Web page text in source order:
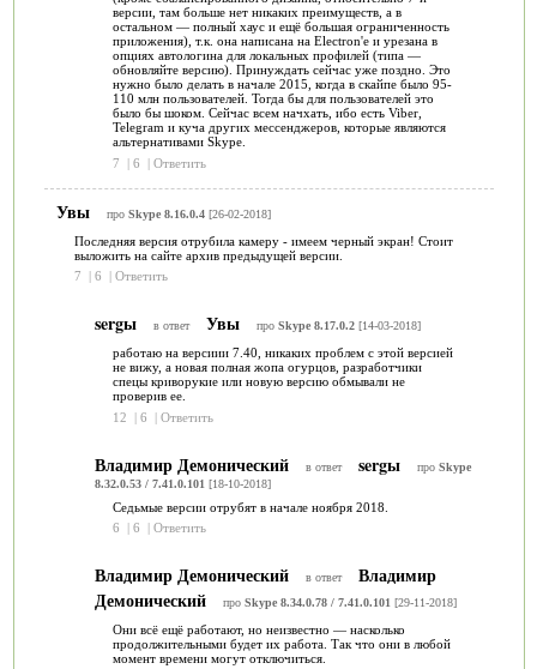
версии, там больше нет никаких преимуществ, а в
остальном — полный хаус и ещё большая ограниченность
приложения), т.к. она написана на Electron'е и урезана в
опциях автологина для локальных профилей (типа —
обновляйте версию). Принуждать сейчас уже поздно. Это
нужно было делать в начале 2015, когда в скайпе было 95-
110 млн пользователей. Тогда бы для пользователей это
было бы шоком. Сейчас всем начхать, ибо есть Viber,
Telegram и куча других мессенджеров, которые являются
альтернативами Skype.
7
| 6 | Ответить
Увы про Skype 8.16.0.4[26-02-2018]
Последняя версия отрубила камеру - имеем черный экран! Стоит
выложить на сайте архив предыдущей версии.
7
| 6 | Ответить
sergы в ответ Увы про Skype 8.17.0.2[14-03-2018]
работаю на версиии 7.40, никаких проблем с этой версией
не вижу, а новая полная жопа огурцов, разработчики
спецы криворукие или новую версию обмывали не
проверив ее.
12
| 6 | Ответить
Владимир Демонический в ответ sergы про Skype
8.32.0.53 / 7.41.0.101 [18-10-2018]
Седьмые версии отрубят в начале ноября 2018.
6
| 6 | Ответить
Владимир Демонический в ответ
Владимир
Демонический
про Skype 8.34.0.78 / 7.41.0.101 [29-11-2018]
Они всё ещё работают, но неизвестно — насколько
продолжительными будет их работа. Так что они в любой
момент времени могут отключиться.